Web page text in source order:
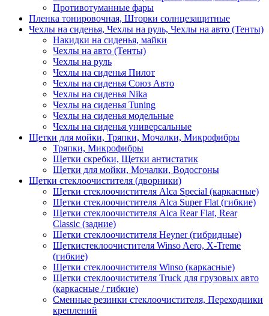
Противотуманные фары
Пленка тонировочная, Шторки солнцезащитные
Чехлы на сиденья, Чехлы на руль, Чехлы на авто (Тенты)
Накидки на сиденья, майки
Чехлы на авто (Тенты)
Чехлы на руль
Чехлы на сиденья Пилот
Чехлы на сиденья Союз Авто
Чехлы на сиденья Nika
Чехлы на сиденья Tuning
Чехлы на сиденья модельные
Чехлы на сиденья универсальные
Щетки для мойки, Тряпки, Мочалки, Микрофибры
Тряпки, Микрофибры
Щетки скребки, Щетки антистатик
Щетки для мойки, Мочалки, Водосгоны
Щетки стеклоочистителя (дворники)
Щетки стеклоочистителя Alca Special (каркасные)
Щетки стеклоочистителя Alca Super Flat (гибкие)
Щетки стеклоочистителя Alca Rear Flat, Rear
Classic (задние)
Щетки стеклоочистителя Heyner (гибридные)
Щеткистеклоочистителя Winso Aero, X-Treme
(гибкие)
Щетки стеклоочистителя Winso (каркасные)
Щетки стеклоочистителя Truck для грузовых авто
(каркасные / гибкие)
Сменные резинки стеклоочистителя, Переходники
креплений